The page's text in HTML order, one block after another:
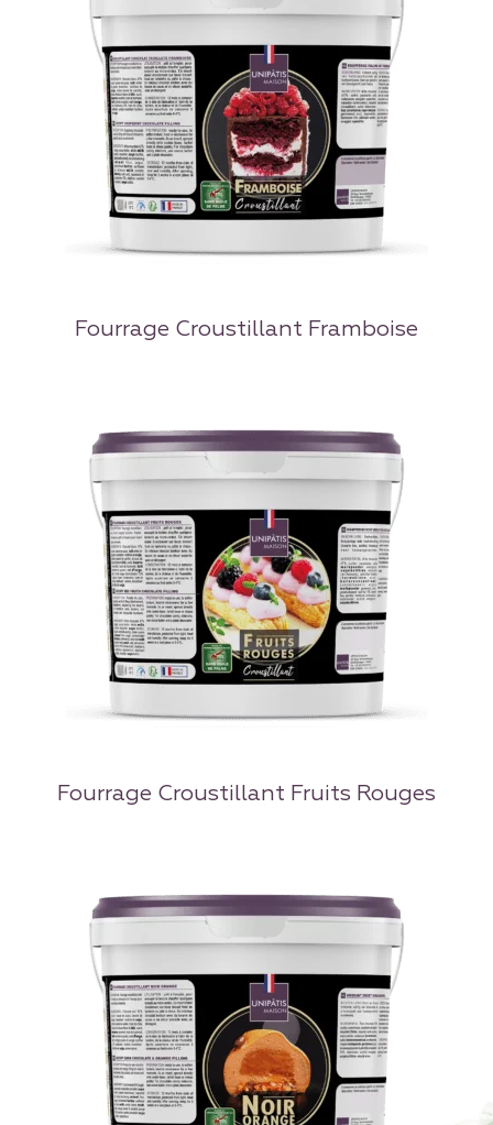
Fourrage Croustillant Framboise
Fourrage Croustillant Fruits Rouges